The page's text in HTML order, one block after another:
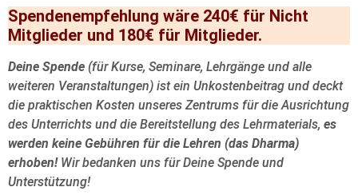
Spendenempfehlung wäre 240€ für Nicht
Mitglieder und 180€ für Mitglieder.
Deine Spende (für Kurse, Seminare, Lehrgänge und alle
weiteren Veranstaltungen) ist ein Unkostenbeitrag und deckt
die praktischen Kosten unseres Zentrums für die Ausrichtung
des Unterrichts und die Bereitstellung des Lehrmaterials, es
werden keine Gebühren für die Lehren (das Dharma)
erhoben!Wir bedanken uns für Deine Spende und
Unterstützung!